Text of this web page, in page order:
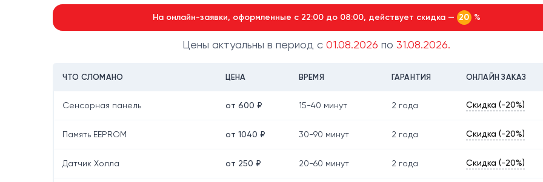
На онлайн-заявки, оформленные с 22:00 до 08:00, действует скидка — 20 %
Цены актуальны в период с 01.08.2026 по 31.08.2026.
ЧТО СЛОМАНО ЦЕНА ВРЕМЯ ГАРАНТИЯ ОНЛАЙН ЗАКАЗ
Сенсорная панель от 600 ₽ 15-40 минут 2 года Скидка (-20%)
Память EEPROM от 1040 ₽ 30-90 минут 2 года Скидка (-20%)
Датчик Холла от 250 ₽ 20-60 минут 2 года Скидка (-20%)